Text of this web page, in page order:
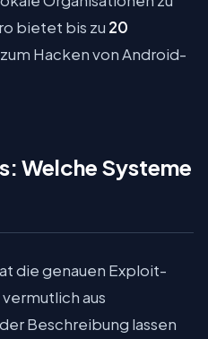
bietet bis zu 20
Hacken von Android-
Welche Systeme
die genauen Exploit-
aus
Beschreibung lassen